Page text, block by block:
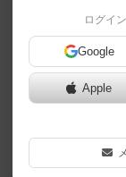
◆ゲ
人・
ら場
対面
間/深
くシ
る。
ログイ
Google
Apple